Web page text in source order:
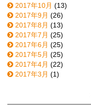
2017年10月 (13)
2017年9月 (26)
2017年8月 (13)
2017年7月 (25)
2017年6月 (25)
2017年5月 (25)
2017年4月 (22)
2017年3月 (1)